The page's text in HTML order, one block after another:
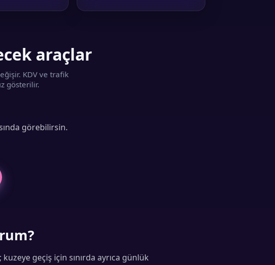
araçlar
KDV ve trafik
gösterilir.
görebilirsin.
geçiş için sınırda ayrıca günlük